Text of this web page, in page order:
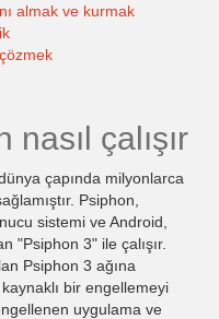
almak ve kurmak
çalışır
çapında milyonlarca
Psiphon,
sistemi ve Android,
"Psiphon 3" ile çalışır.
Psiphon 3 ağına
bir engellemeyi
uygulama ve